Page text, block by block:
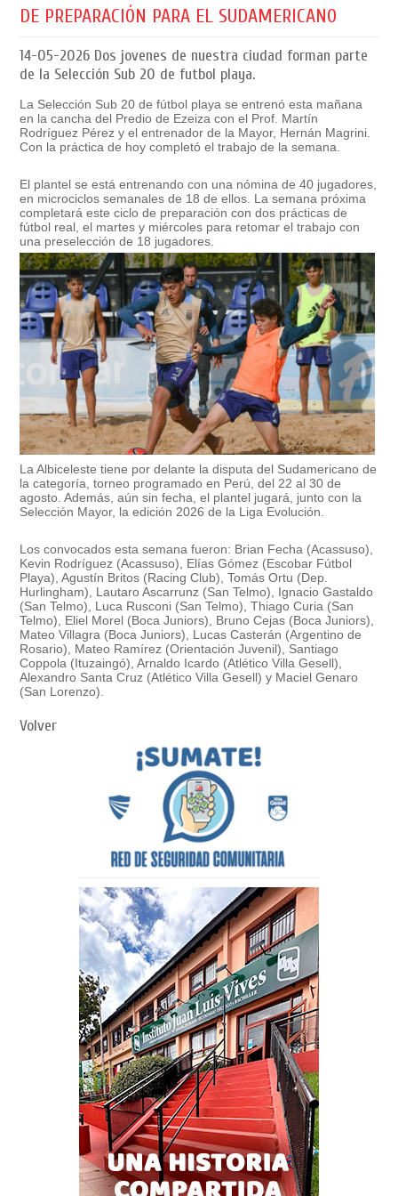
DE PREPARACIÓN PARA EL SUDAMERICANO
14-05-2026 Dos jovenes de nuestra ciudad forman parte
de la Selección Sub 20 de futbol playa.
La Selección Sub 20 de fútbol playa se entrenó esta mañana
en la cancha del Predio de Ezeiza con el Prof. Martín
Rodríguez Pérez y el entrenador de la Mayor, Hernán Magrini.
Con la práctica de hoy completó el trabajo de la semana.
El plantel se está entrenando con una nómina de 40 jugadores,
en microciclos semanales de 18 de ellos. La semana próxima
completará este ciclo de preparación con dos prácticas de
fútbol real, el martes y miércoles para retomar el trabajo con
una preselección de 18 jugadores.
La Albiceleste tiene por delante la disputa del Sudamericano de
la categoría, torneo programado en Perú, del 22 al 30 de
agosto. Además, aún sin fecha, el plantel jugará, junto con la
Selección Mayor, la edición 2026 de la Liga Evolución.
Los convocados esta semana fueron: Brian Fecha (Acassuso),
Kevin Rodríguez (Acassuso), Elías Gómez (Escobar Fútbol
Playa), Agustín Britos (Racing Club), Tomás Ortu (Dep.
Hurlingham), Lautaro Ascarrunz (San Telmo), Ignacio Gastaldo
(San Telmo), Luca Rusconi (San Telmo), Thiago Curia (San
Telmo), Eliel Morel (Boca Juniors), Bruno Cejas (Boca Juniors),
Mateo Villagra (Boca Juniors), Lucas Casterán (Argentino de
Rosario), Mateo Ramírez (Orientación Juvenil), Santiago
Coppola (Ituzaingó), Arnaldo Icardo (Atlético Villa Gesell),
Alexandro Santa Cruz (Atlético Villa Gesell) y Maciel Genaro
(San Lorenzo).
Volver